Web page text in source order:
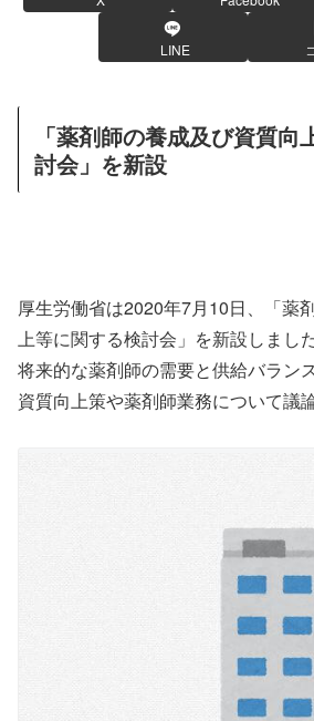
LINE
「薬剤師の養成及び資質向
討会」を新設
厚生労働省は2020年7月10日、「薬
上等に関する検討会」を新設しまし
将来的な薬剤師の需要と供給バラン
資質向上策や薬剤師業務について議